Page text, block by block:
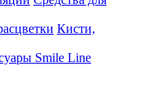
Кисти,
Smile Line